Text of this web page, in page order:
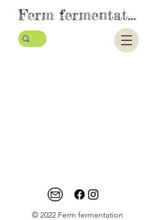
Ferm fermentatie
© 2022 Ferm fermentation